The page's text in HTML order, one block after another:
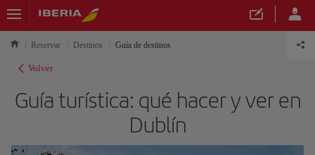
Reservar Destinos Guía de destinos
Volver
Guía turística: qué hacer y ver en
Dublín